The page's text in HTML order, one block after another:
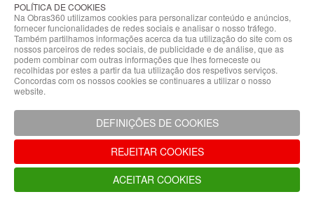
Condicionado
Acessórios
Climatização
Acessórios
Climatização
Hidráulicas
Controladores
Fixações e
Acessórios
Isolamento
para
Tubagem
POLÍTICA DE COOKIES
Na Obras360 utilizamos cookies para personalizar conteúdo e anúncios,
fornecer funcionalidades de redes sociais e analisar o nosso tráfego.
Também partilhamos informações acerca da tua utilização do site com os
nossos parceiros de redes sociais, de publicidade e de análise, que as
podem combinar com outras informações que lhes forneceste ou
recolhidas por estes a partir da tua utilização dos respetivos serviços.
Concordas com os nossos cookies se continuares a utilizar o nosso
website.
DEFINIÇÕES DE COOKIES
REJEITAR COOKIES
ACEITAR COOKIES